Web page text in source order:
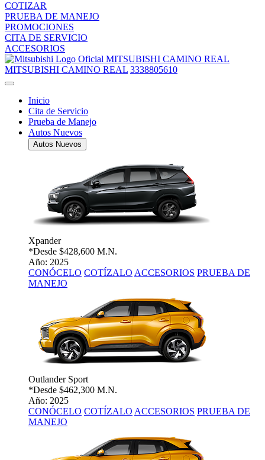
COTIZAR
PRUEBA DE MANEJO
PROMOCIONES
CITA DE SERVICIO
ACCESORIOS
MITSUBISHI CAMINO REAL
MITSUBISHI CAMINO REAL 3338805610
Inicio
Cita de Servicio
Prueba de Manejo
Autos Nuevos
Autos Nuevos
Xpander
*Desde $428,600 M.N.
Año: 2025
CONÓCELO COTÍZALO ACCESORIOS PRUEBA DE
MANEJO
Outlander Sport
*Desde $462,300 M.N.
Año: 2025
CONÓCELO COTÍZALO ACCESORIOS PRUEBA DE
MANEJO